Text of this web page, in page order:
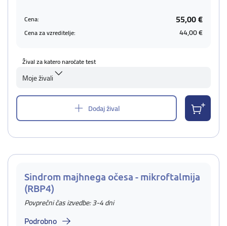
Cena: 55,00 €
Cena za vzreditelje: 44,00 €
Žival za katero naročate test
Moje živali
Dodaj žival
Sindrom majhnega očesa - mikroftalmija
(RBP4)
Povprečni čas izvedbe: 3-4 dni
Podrobno